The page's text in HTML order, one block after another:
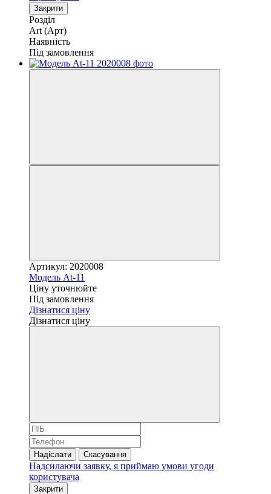
Закрити
Розділ
Art (Арт)
Наявність
Під замовлення
Артикул: 2020008
Модель At-11
Ціну уточнюйте
Під замовлення
Дізнатися ціну
Дізнатися ціну
Надіслати Скасування
Надсилаючи заявку, я приймаю умови угоди
користувача
Закрити